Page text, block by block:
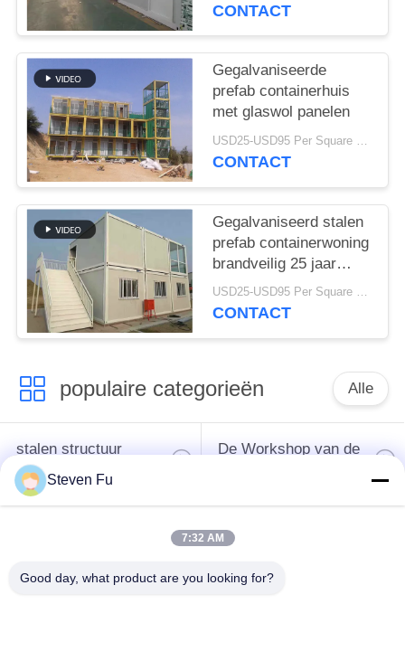
CONTACT
Gegalvaniseerde
prefab containerhuis
met glaswol panelen
USD25-USD95 Per Square meter MOQ:500 Vierkante meters
CONTACT
Gegalvaniseerd stalen
prefab containerwoning
brandveilig 25 jaar
levensduur
USD25-USD95 Per Square meter MOQ:500 Vierkante meters
CONTACT
populaire categorieën Alle
stalen structuur
magazijn
De Workshop van de
de staalstructuur
Steven Fu
7:32 AM
Good day, what product are you looking for?